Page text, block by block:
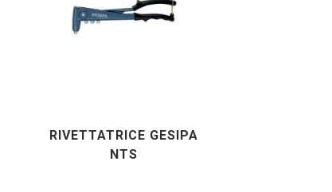
RIVETTATRICE GESIPA
NTS